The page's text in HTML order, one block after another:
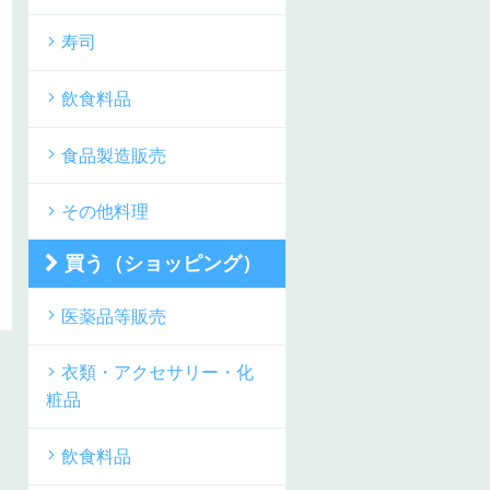
寿司
飲食料品
食品製造販売
その他料理
買う（ショッピング）
医薬品等販売
衣類・アクセサリー・化
粧品
飲食料品